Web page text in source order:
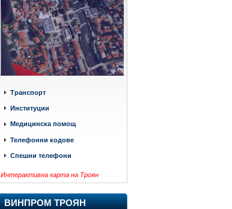
Транспорт
Институции
Медицинска помощ
Телефонни кодове
Спешни телефони
Интерактивна карта на Троян
ВИНПРОМ ТРОЯН